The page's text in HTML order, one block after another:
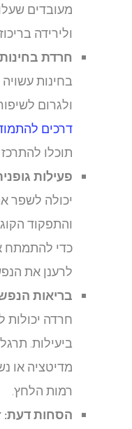
מעובדים
ולירידה בריכוז.
חרדת בחינות:
בחינות
ולגרום
דרכים
תוכלו להתרכז
פעילות גופנית:
יכולה לשפר
והתפקוד
כדי להתמתח
לרענן את הנפש
בריאות הנפש:
חרדה יכולות
ביעילות.
מדיטציה או
רמות הלחץ.
הסחות דעת: